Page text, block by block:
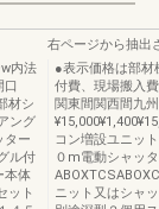
内法
材シ
ング
ター
ル付
本体
ット
右ページから抽出
●表示価格は部材
付費、現場搬入
関東間関西間九
コン増設ユニッ
０m電動シャッ
ニット又はシャ